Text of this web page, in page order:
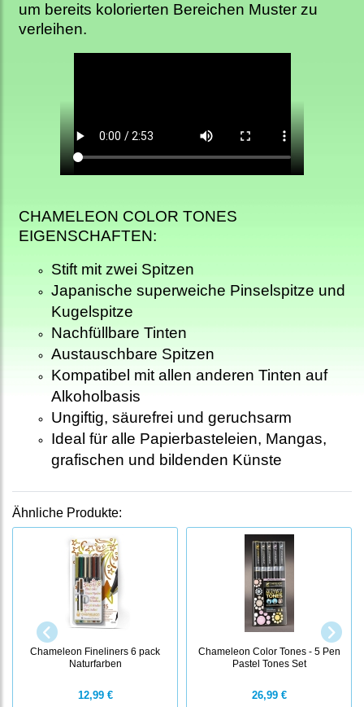
um bereits kolorierten Bereichen Muster zu
verleihen.
CHAMELEON COLOR TONES
EIGENSCHAFTEN:
Stift mit zwei Spitzen
Japanische superweiche Pinselspitze und
Kugelspitze
Nachfüllbare Tinten
Austauschbare Spitzen
Kompatibel mit allen anderen Tinten auf
Alkoholbasis
Ungiftig, säurefrei und geruchsarm
Ideal für alle Papierbasteleien, Mangas,
grafischen und bildenden Künste
Ähnliche Produkte:
Chameleon Fineliners 6 pack
Naturfarben
12,99 €
Chameleon Color Tones - 5 Pen
Pastel Tones Set
26,99 €